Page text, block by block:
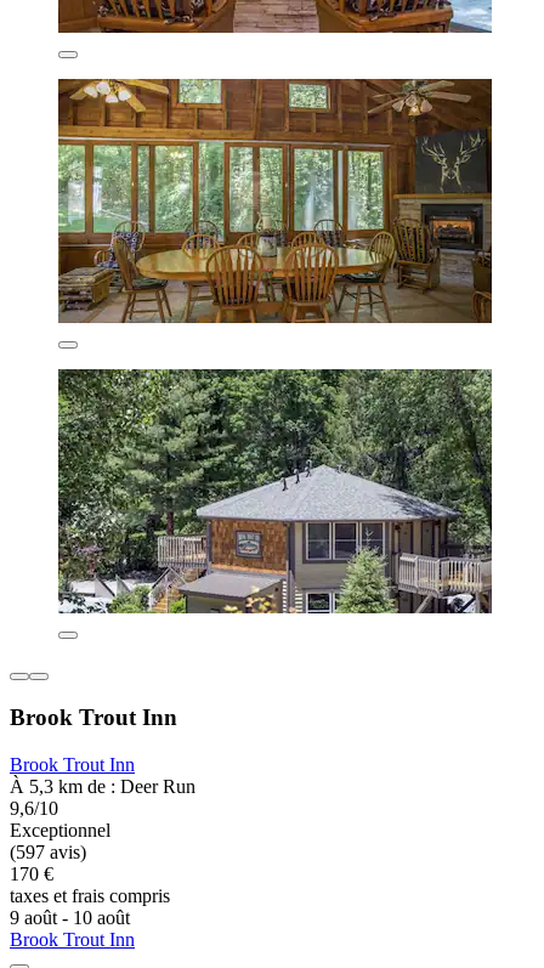
Brook Trout Inn
Brook Trout Inn
À 5,3 km de : Deer Run
9,6/10
Exceptionnel
(597 avis)
170 €
taxes et frais compris
9 août - 10 août
Brook Trout Inn